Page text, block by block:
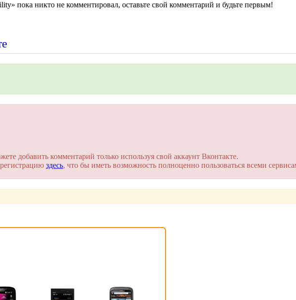
пока никто не комментировал, оставьте свой комментарий и будьте первым!
добавить комментарий только используя свой аккаунт Вконтакте.
здесь, что бы иметь возможность полноценно пользоваться всеми